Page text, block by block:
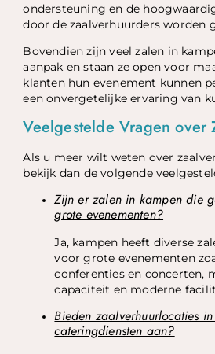
ondersteuning en de
door de zaalverhuurders worden
Bovendien zijn veel zalen in
aanpak en staan ze open voor
klanten hun evenement kunnen
een onvergetelijke ervaring van
Veelgestelde Vragen over
Als u meer wilt weten over
bekijk dan de volgende
Zijn er zalen in kampen die
grote evenementen?
Ja, kampen heeft diverse
voor grote evenementen
conferenties en concerten,
capaciteit en moderne
Bieden zaalverhuurlocaties
cateringdiensten aan?